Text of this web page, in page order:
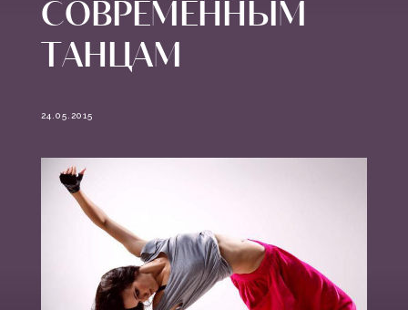
СОВРЕМЕННЫМ
ТАНЦАМ
24.05.2015